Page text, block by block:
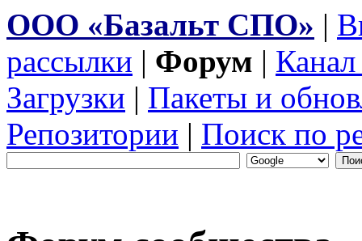
ООО «Базальт СПО» |
рассылки | Форум |
Загрузки | Пакеты и
Репозитории | Поиск по